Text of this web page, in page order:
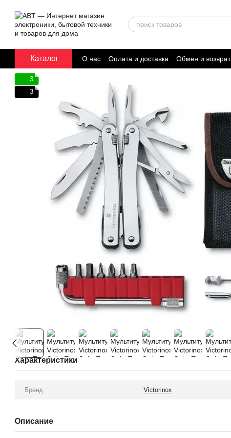
Каталог О нас Оплата и доставка Обмен и возврат
Договор публичной оферты
3
3
Характеристики
Бренд Victorinox
Описание